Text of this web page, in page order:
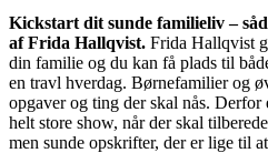
Kickstart dit sunde familieliv –
af Frida Hallqvist. Frida Hallqvist
din familie og du kan få plads til
en travl hverdag. Børnefamilier og
opgaver og ting der skal nås.
helt store show, når der skal
men sunde opskrifter, der er lige til